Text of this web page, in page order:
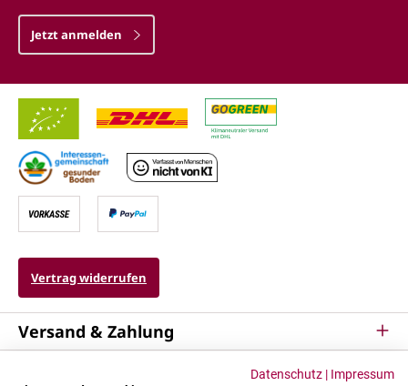
Jetzt anmelden
Vertrag widerrufen
Versand & Zahlung
Datenschutz | Impressum